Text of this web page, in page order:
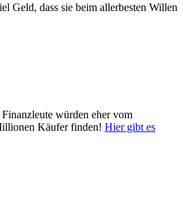
Geld, dass sie beim allerbesten Willen
würden eher vom
Käufer finden! Hier gibt es